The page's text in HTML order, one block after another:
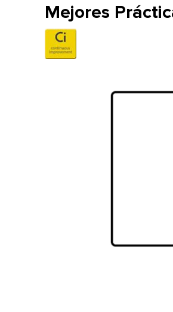
Mejores